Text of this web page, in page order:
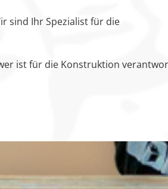
sind Ihr Spezialist für die
ist für die Konstruktion